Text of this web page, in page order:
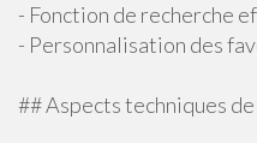
- Fonction de recherche
- Personnalisation des
## Aspects techniques